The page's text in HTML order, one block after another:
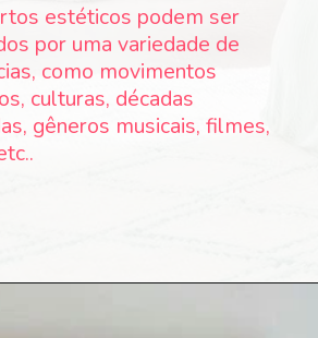
estéticos podem ser
por uma variedade de
como movimentos
culturas, décadas
gêneros musicais, filmes,